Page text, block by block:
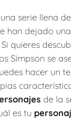
serie llena de
han dejado
quieres
Simpson se
hacer un
de la
es tu